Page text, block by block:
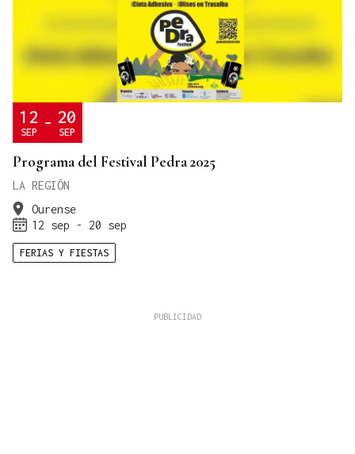
12
SEP - 20
SEP
Programa del Festival Pedra 2025
LA REGIÓN
Ourense
12 sep - 20 sep
FERIAS Y FIESTAS